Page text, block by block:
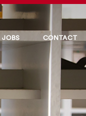
JOBS CONTACT